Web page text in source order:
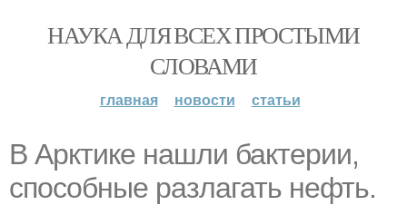
НАУКА ДЛЯ ВСЕХ ПРОСТЫМИ
СЛОВАМИ
главная новости статьи
В Арктике нашли бактерии,
способные разлагать нефть.